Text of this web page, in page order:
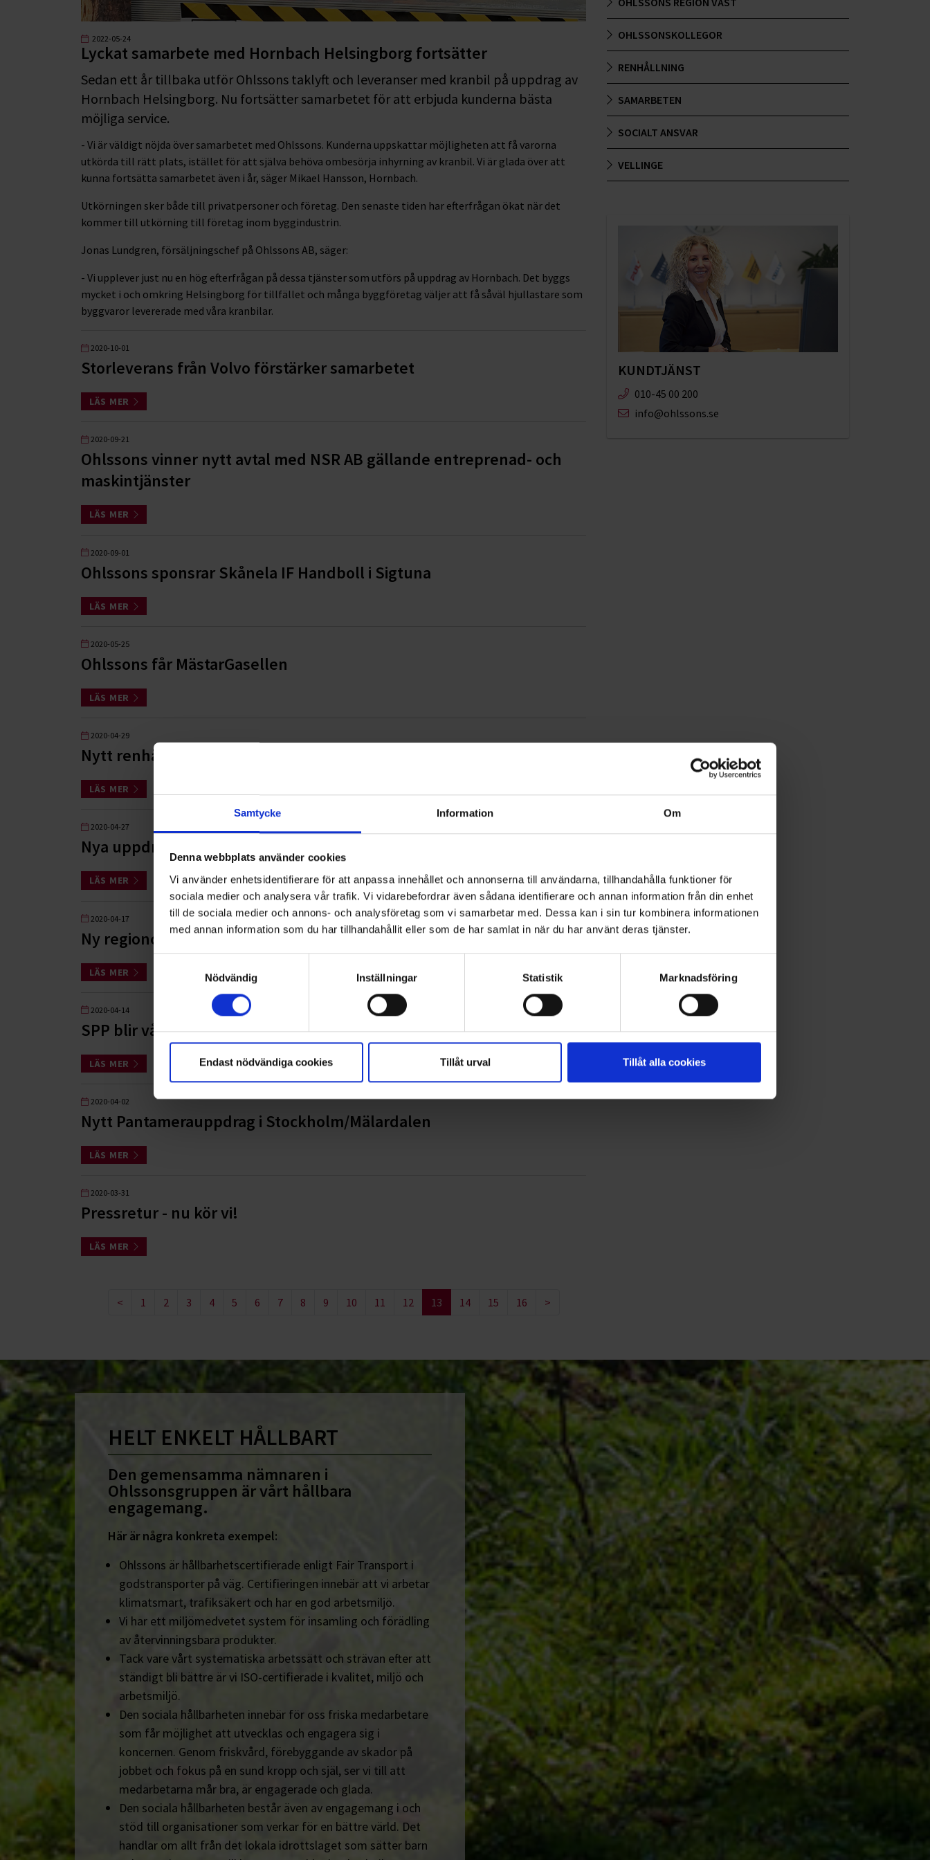
Samtycke Information Om
Denna webbplats använder cookies
Vi använder enhetsidentifierare för att anpassa innehållet och annonserna till användarna, tillhandahålla funktioner för
sociala medier och analysera vår trafik. Vi vidarebefordrar även sådana identifierare och annan information från din enhet
till de sociala medier och annons- och analysföretag som vi samarbetar med. Dessa kan i sin tur kombinera informationen
med annan information som du har tillhandahållit eller som de har samlat in när du har använt deras tjänster.
Nödvändig
Inställningar Statistik Marknadsföring
Endast nödvändiga cookies Tillåt urval Tillåt alla cookies
2022-05-24
Lyckat samarbete med Hornbach Helsingborg fortsätter
Sedan ett år tillbaka utför Ohlssons taklyft och leveranser med kranbil på uppdrag av
Hornbach Helsingborg. Nu fortsätter samarbetet för att erbjuda kunderna bästa
möjliga service.
- Vi är väldigt nöjda över samarbetet med Ohlssons. Kunderna uppskattar möjligheten att få varorna
utkörda till rätt plats, istället för att själva behöva ombesörja inhyrning av kranbil. Vi är glada över att
kunna fortsätta samarbetet även i år, säger Mikael Hansson, Hornbach.
Utkörningen sker både till privatpersoner och företag. Den senaste tiden har efterfrågan ökat när det
kommer till utkörning till företag inom byggindustrin.
Jonas Lundgren, försäljningschef på Ohlssons AB, säger:
- Vi upplever just nu en hög efterfrågan på dessa tjänster som utförs på uppdrag av Hornbach. Det byggs
mycket i och omkring Helsingborg för tillfället och många byggföretag väljer att få såväl hjullastare som
byggvaror levererade med våra kranbilar.
2020-10-01
Storleverans från Volvo förstärker samarbetet
LÄS MER
2020-09-21
Ohlssons vinner nytt avtal med NSR AB gällande entreprenad- och
maskintjänster
LÄS MER
2020-09-01
Ohlssons sponsrar Skånela IF Handboll i Sigtuna
LÄS MER
2020-05-25
Ohlssons får MästarGasellen
LÄS MER
2020-04-29
Nytt renhållningsuppdrag i Uppsala
LÄS MER
2020-04-27
Nya uppdrag för Båstadhem och Höganäshem via HBV
LÄS MER
2020-04-17
Ny regionchef i region Mitt
LÄS MER
2020-04-14
SPP blir vår nya, hållbara pensionspartner
LÄS MER
2020-04-02
Nytt Pantamerauppdrag i Stockholm/Mälardalen
LÄS MER
2020-03-31
Pressretur - nu kör vi!
LÄS MER
< 1 2 3 4 5 6 7 8 9 10 11 12 13 14 15 16 >
OHLSSONSKOLLEGOR
RENHÅLLNING
SAMARBETEN
SOCIALT ANSVAR
VELLINGE
KUNDTJÄNST
010-45 00 200​
info@ohlssons.se
HELT ENKELT HÅLLBART
Den gemensamma nämnaren i
Ohlssonsgruppen är vårt hållbara
engagemang.
Här är några konkreta exempel:
Ohlssons är hållbarhetscertifierade enligt Fair Transport i
godstransporter på väg. Certifieringen innebär att vi arbetar
klimatsmart, trafiksäkert och har en god arbetsmiljö.
Vi har ett miljömedvetet system för insamling och förädling
av återvinningsbara produkter.
Tack vare vårt systematiska arbetssätt och strävan efter att
ständigt bli bättre är vi ISO-certifierade i kvalitet, miljö och
arbetsmiljö.
Den sociala hållbarheten innebär för oss friska medarbetare
som får möjlighet att utvecklas och engagera sig i
koncernen. Genom friskvård, förebyggande av skador på
jobbet och fokus på en sund kropp och själ, ser vi till att
medarbetarna mår bra, är engagerade och glada.
Den sociala hållbarheten består även av engagemang i och
stöd till organisationer som verkar för en bättre värld. Det
handlar om allt från det lokala idrottslaget som sätter barn